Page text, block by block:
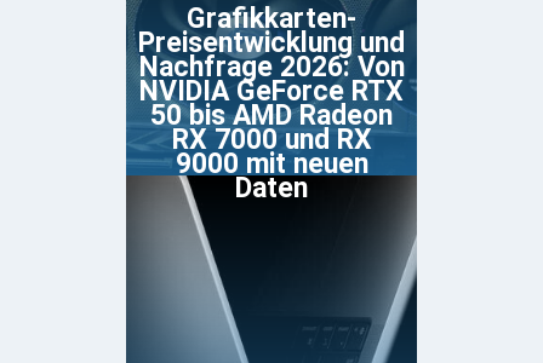
Grafikkarten-
Preisentwicklung und
Nachfrage 2026: Von
NVIDIA GeForce RTX
50 bis AMD Radeon
RX 7000 und RX
9000 mit neuen
Daten